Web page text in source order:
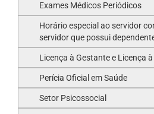
Exames Médicos Periódicos
Horário especial ao servidor
servidor que possui
Licença à Gestante e Licença
Perícia Oficial em Saúde
Setor Psicossocial